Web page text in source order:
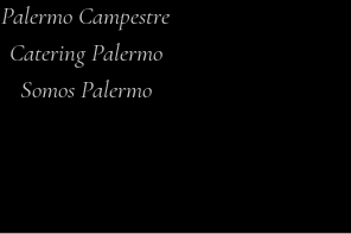
Palermo Campestre
Catering Palermo
Somos Palermo